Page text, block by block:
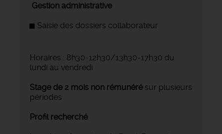
Gestion administrative
Saisie des dossiers collaborateur
Horaires : 8h30-12h30/13h30-17h30 du
lundi au vendredi
Stage de 2 mois non rémunérésur plusieurs
périodes
Profil recherché